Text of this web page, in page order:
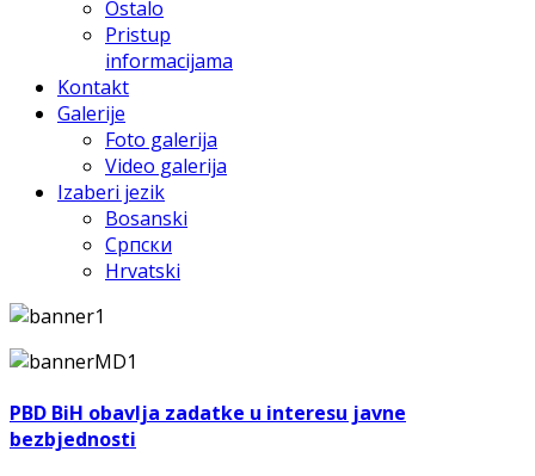
Ostalo
Pristup
informacijama
Kontakt
Galerije
Foto galerija
Video galerija
Izaberi jezik
Bosanski
Српски
Hrvatski
PBD BiH obavlja zadatke u interesu javne
bezbjednosti